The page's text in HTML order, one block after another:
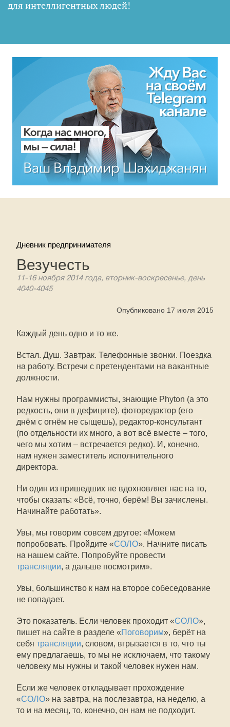
для интеллигентных людей!
Дневник предпринимателя
Везучесть
11-16 ноября 2014 года, вторник-воскресенье, день
4040-4045
Опубликовано 17 июля 2015
Каждый день одно и то же.
Встал. Душ. Завтрак. Телефонные звонки. Поездка
на работу. Встречи с претендентами на вакантные
должности.
Нам нужны программисты, знающие Phyton (а это
редкость, они в дефиците), фоторедактор (его
днём с огнём не сыщешь), редактор-консультант
(по отдельности их много, а вот всё вместе – того,
чего мы хотим – встречается редко). И, конечно,
нам нужен заместитель исполнительного
директора.
Ни один из пришедших не вдохновляет нас на то,
чтобы сказать: «Всё, точно, берём! Вы зачислены.
Начинайте работать».
Увы, мы говорим совсем другое: «Можем
попробовать. Пройдите «СОЛО». Начните писать
на нашем сайте. Попробуйте провести
трансляции, а дальше посмотрим».
Увы, большинство к нам на второе собеседование
не попадает.
Это показатель. Если человек проходит «СОЛО»,
пишет на сайте в разделе «Поговорим», берёт на
себя трансляции, словом, вгрызается в то, что ты
ему предлагаешь, то мы не исключаем, что такому
человеку мы нужны и такой человек нужен нам.
Если же человек откладывает прохождение
«СОЛО» на завтра, на послезавтра, на неделю, а
то и на месяц, то, конечно, он нам не подходит.